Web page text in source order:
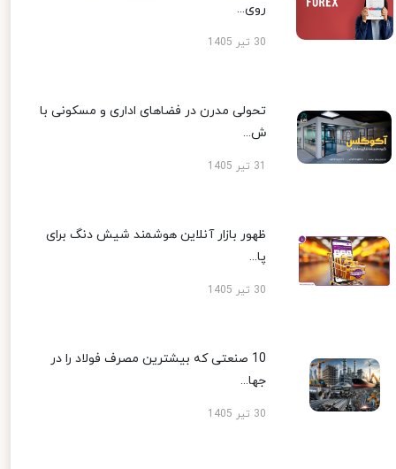
روی...
30 تیر 1405
تحولی مدرن در فضاهای اداری و مسکونی با
ش...
ظهور بازار آنلاین هوشمند شیش دنگ برای
پا...
30 تیر 1405
10 صنعتی که بیشترین مصرف فولاد را در
جها...
30 تیر 1405